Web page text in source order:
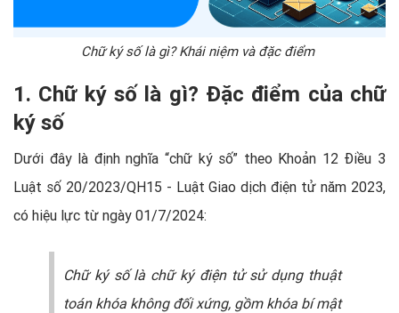
Chữ ký số là gì? Khái niệm và đặc điểm
1. Chữ ký số là gì? Đặc điểm của chữ
ký số
Dưới đây là định nghĩa “chữ ký số” theo Khoản 12 Điều 3
Luật số 20/2023/QH15 - Luật Giao dịch điện tử năm 2023,
có hiệu lực từ ngày 01/7/2024:
Chữ ký số là chữ ký điện tử sử dụng thuật
toán khóa không đối xứng, gồm khóa bí mật